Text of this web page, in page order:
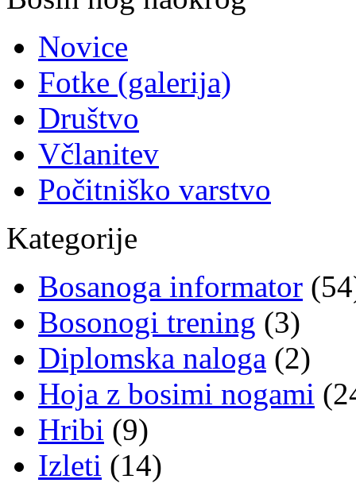
Novice
Fotke (galerija)
Društvo
Včlanitev
Počitniško varstvo
Kategorije
Bosanoga informator
Bosonogi trening (3)
Diplomska naloga (2)
Hoja z bosimi nogami
Hribi (9)
Izleti (14)